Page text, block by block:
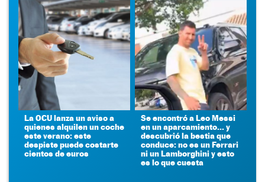
La OCU lanza un aviso a
quienes alquilen un coche
este verano: este
despiste puede costarte
cientos de euros
Se encontró a Leo Messi
en un aparcamiento... y
descubrió la bestia que
conduce: no es un Ferrari
ni un Lamborghini y esto
es lo que cuesta